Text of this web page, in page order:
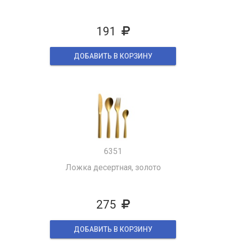
191
ДОБАВИТЬ В КОРЗИНУ
6351
Ложка десертная, золото
275
ДОБАВИТЬ В КОРЗИНУ